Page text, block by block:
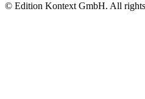
© Edition Kontext GmbH. All rights